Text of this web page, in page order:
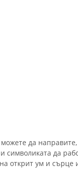
да
символиката да
открит ум и сърце